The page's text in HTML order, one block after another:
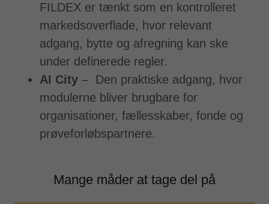
FILDEX er tænkt som en kontrolleret
markedsoverflade, hvor relevant
adgang, bytte og afregning kan ske
under definerede regler.
AI City – Den praktiske adgang, hvor
modulerne bliver brugbare for
organisationer, fællesskaber, fonde og
prøveforløbspartnere.
Mange måder at tage del på